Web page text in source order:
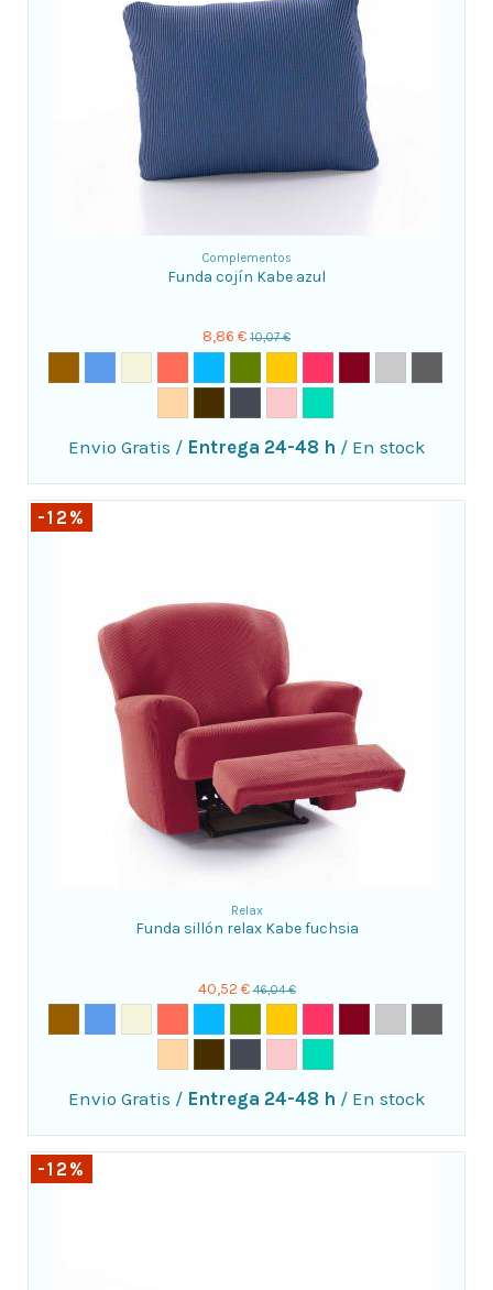
Complementos
Funda cojín Kabe azul
8,86 € 10,07 €
Envio Gratis / Entrega 24-48 h / En stock
-12%
Relax
Funda sillón relax Kabe fuchsia
40,52 € 46,04 €
Envio Gratis / Entrega 24-48 h / En stock
-12%